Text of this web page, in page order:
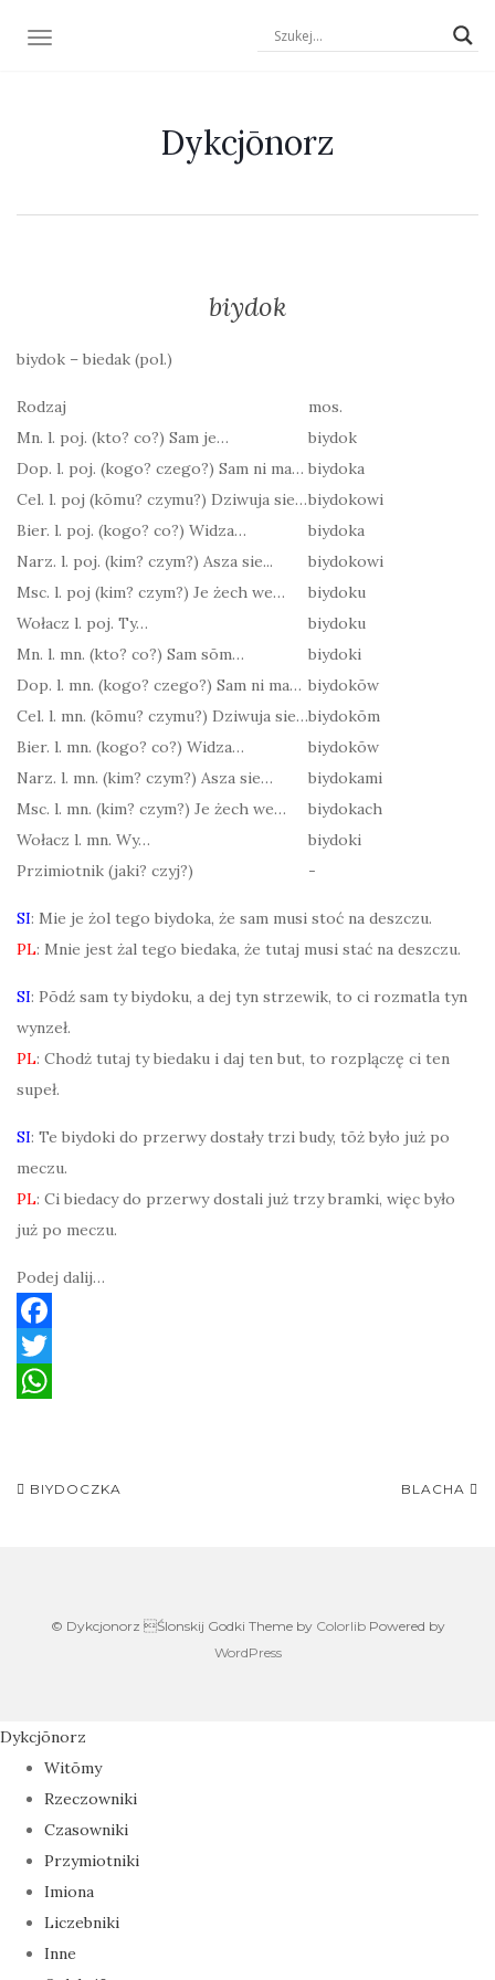
TOGGLE NAVIGATION
Dykcjōnorz
biydok
biydok – biedak (pol.)
Rodzaj
mos.
Mn. l. poj. (kto? co?) Sam je…
biydok
Dop. l. poj. (kogo? czego?) Sam ni ma… biydoka
Cel. l. poj (kōmu? czymu?) Dziwuja sie…biydokowi
Bier. l. poj. (kogo? co?) Widza…
biydoka
Narz. l. poj. (kim? czym?) Asza sie...
biydokowi
Msc. l. poj (kim? czym?) Je żech we…
biydoku
Wołacz l. poj. Ty…
biydoku
Mn. l. mn. (kto? co?) Sam sōm…
biydoki
Dop. l. mn. (kogo? czego?) Sam ni ma… biydokōw
Cel. l. mn. (kōmu? czymu?) Dziwuja sie…biydokōm
Bier. l. mn. (kogo? co?) Widza…
biydokōw
Narz. l. mn. (kim? czym?) Asza sie…
biydokami
Msc. l. mn. (kim? czym?) Je żech we…
biydokach
Wołacz l. mn. Wy…
biydoki
Przimiotnik (jaki? czyj?)
-
SI: Mie je żol tego biydoka, że sam musi stoć na deszczu.
PL: Mnie jest żal tego biedaka, że tutaj musi stać na deszczu.
SI: Pōdź sam ty biydoku, a dej tyn strzewik, to ci rozmatla tyn
wynzeł.
PL: Chodż tutaj ty biedaku i daj ten but, to rozplączę ci ten
supeł.
SI: Te biydoki do przerwy dostały trzi budy, tōż było już po
meczu.
PL: Ci biedacy do przerwy dostali już trzy bramki, więc było
już po meczu.
Podej dalij…
F
a
b
T
t
a
Post
BIYDOCZKA BLACHA
© Dykcjonorz Ślonskij Godki Theme by ColorlibPowered by
WordPress
Dykcjōnorz
Witōmy
Rzeczowniki
Czasowniki
Przymiotniki
Imiona
Liczebniki
Inne